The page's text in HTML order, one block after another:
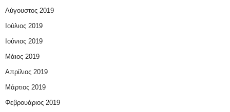
Αύγουστος 2019
Ιούλιος 2019
Ιούνιος 2019
Μάιος 2019
Απρίλιος 2019
Μάρτιος 2019
Φεβρουάριος 2019